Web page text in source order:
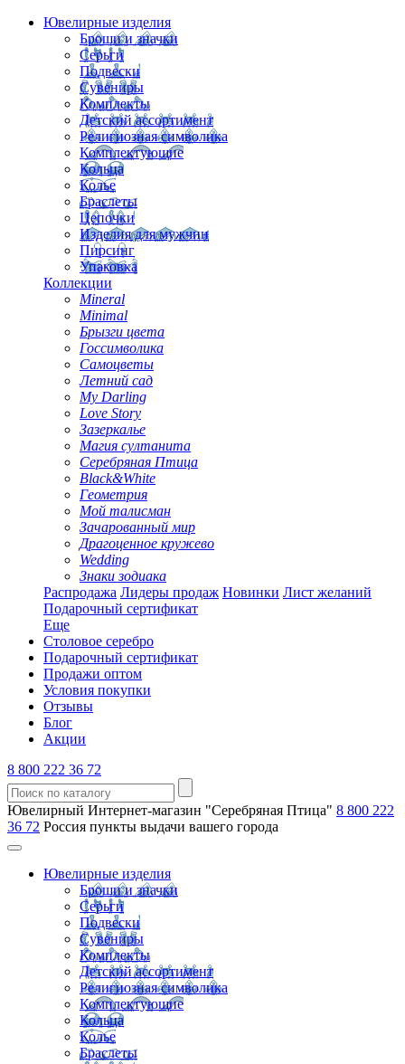
Ювелирные изделия
Броши и значки
Серьги
Подвески
Сувениры
Комплекты
Детский ассортимент
Религиозная символика
Комплектующие
Кольца
Колье
Браслеты
Цепочки
Изделия для мужчин
Пирсинг
Упаковка
Коллекции
Mineral
Minimal
Брызги цвета
Госсимволика
Самоцветы
Летний сад
My Darling
Love Story
Зазеркалье
Магия султанита
Серебряная Птица
Black&White
Геометрия
Мой талисман
Зачарованный мир
Драгоценное кружево
Wedding
Знаки зодиака
Распродажа Лидеры продаж Новинки Лист желаний
Подарочный сертификат
Еще
Столовое серебро
Подарочный сертификат
Продажи оптом
Условия покупки
Отзывы
Блог
Акции
8 800 222 36 72
Ювелирный Интернет-магазин "Серебряная Птица" 8 800 222
36 72 Россия пункты выдачи вашего города
Ювелирные изделия
Броши и значки
Серьги
Подвески
Сувениры
Комплекты
Детский ассортимент
Религиозная символика
Комплектующие
Кольца
Колье
Браслеты